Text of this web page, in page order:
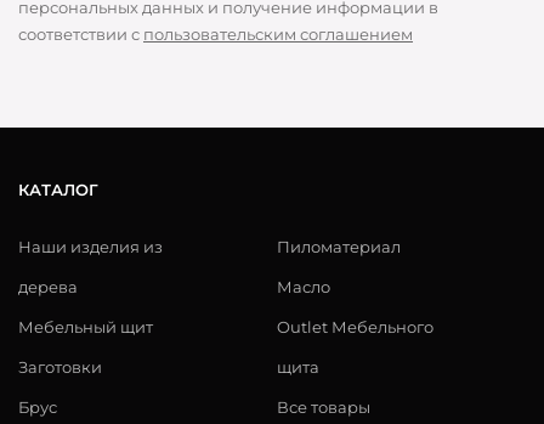
персональных данных и получение информации в
соответствии с пользовательским соглашением
КАТАЛОГ
Наши изделия из
дерева
Мебельный щит
Заготовки
Брус
Пиломатериал
Масло
Outlet Мебельного
щита
Все товары